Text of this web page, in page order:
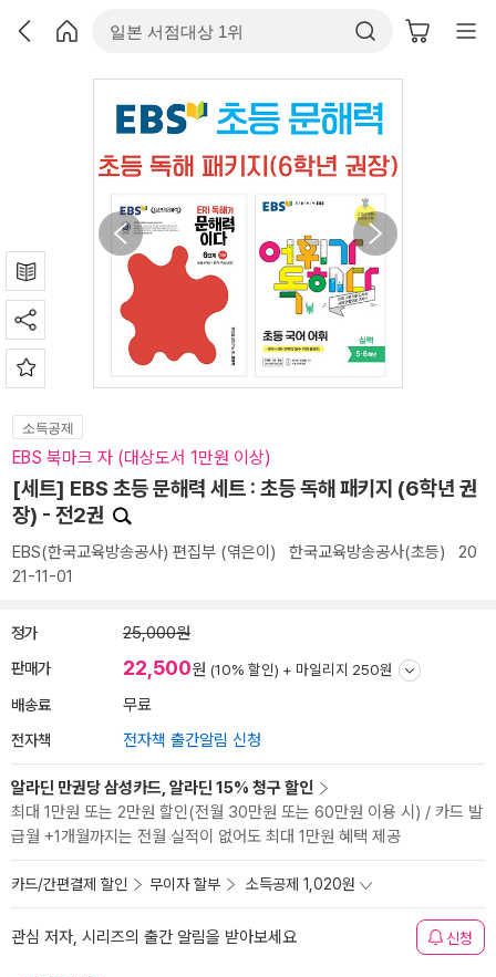
소득공제
EBS 북마크 자 (대상도서 1만원 이상)
[세트] EBS 초등 문해력 세트 : 초등 독해 패키지 (6학년 권
장) - 전2권
EBS(한국교육방송공사) 편집부 (엮은이) 한국교육방송공사(초등) 20
21-11-01
정가 25,000원
판매가 22,500원 (10% 할인) + 마일리지 250원
배송료 무료
전자책 전자책 출간알림 신청
알라딘 만권당 삼성카드, 알라딘 15% 청구 할인
최대 1만원 또는 2만원 할인(전월 30만원 또는 60만원 이용 시) / 카드 발
급월 +1개월까지는 전월 실적이 없어도 최대 1만원 혜택 제공
카드/간편결제 할인 무이자 할부 소득공제 1,020원
관심 저자, 시리즈의 출간 알림을 받아보세요 신청